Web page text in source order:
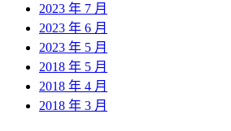
2023 年 7 月
2023 年 6 月
2023 年 5 月
2018 年 5 月
2018 年 4 月
2018 年 3 月